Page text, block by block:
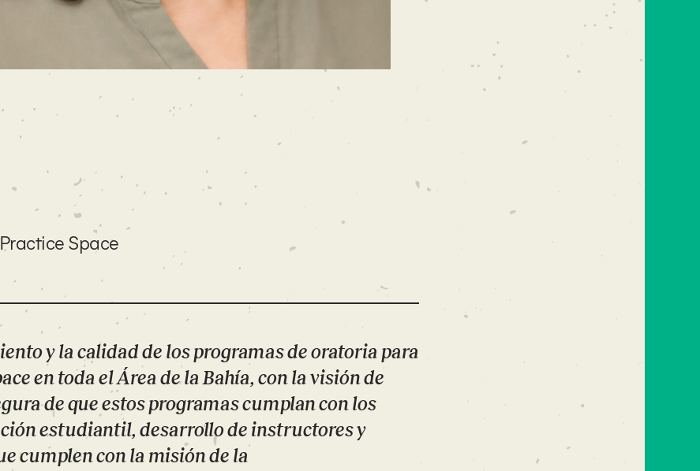
Space
y la calidad de los programas de oratoria para
en toda el Área de la Bahía, con la visión de
de que estos programas cumplan con los
estudiantil, desarrollo de instructores y
cumplen con la misión de la